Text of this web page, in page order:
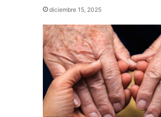
diciembre 15, 2025